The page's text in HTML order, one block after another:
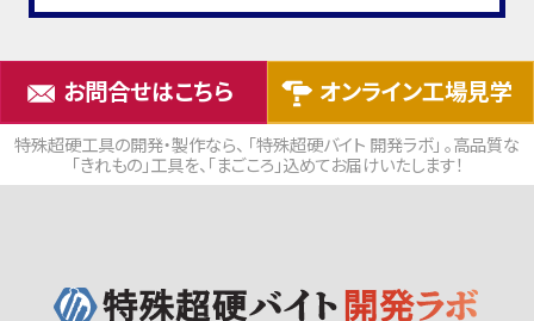
お問合せはこちら オンライン工場見学
特殊超硬工具の開発・製作なら、 「特殊超硬バイト 開発ラボ」 。高品質な
「きれもの」工具を、「まごころ」込めてお届けいたします！